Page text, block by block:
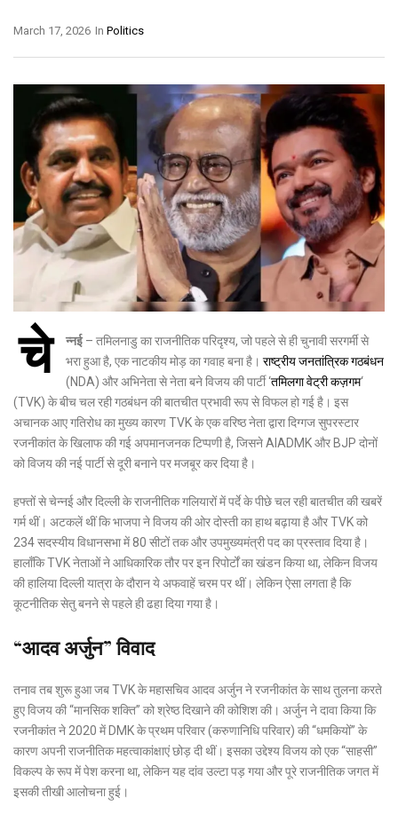
In Politics
March 17, 2026
चे न्नई– तमिलनाडु का राजनीतिक परिदृश्य, जो पहले से ही चुनावी सरगर्मी से
भरा हुआ है, एक नाटकीय मोड़ का गवाह बना है। राष्ट्रीय जनतांत्रिक गठबंधन
(NDA) और अभिनेता से नेता बने विजय की पार्टी ‘तमिलगा वेट्री कज़गम‘
(TVK) के बीच चल रही गठबंधन की बातचीत प्रभावी रूप से विफल हो गई है। इस
अचानक आए गतिरोध का मुख्य कारण TVK के एक वरिष्ठ नेता द्वारा दिग्गज सुपरस्टार
रजनीकांत के खिलाफ की गई अपमानजनक टिप्पणी है, जिसने AIADMK और BJP दोनों
को विजय की नई पार्टी से दूरी बनाने पर मजबूर कर दिया है।
हफ्तों से चेन्नई और दिल्ली के राजनीतिक गलियारों में पर्दे के पीछे चल रही बातचीत की खबरें
गर्म थीं। अटकलें थीं कि भाजपा ने विजय की ओर दोस्ती का हाथ बढ़ाया है और TVK को
234 सदस्यीय विधानसभा में 80 सीटों तक और उपमुख्यमंत्री पद का प्रस्ताव दिया है।
हालाँकि TVK नेताओं ने आधिकारिक तौर पर इन रिपोर्टों का खंडन किया था, लेकिन विजय
की हालिया दिल्ली यात्रा के दौरान ये अफवाहें चरम पर थीं। लेकिन ऐसा लगता है कि
कूटनीतिक सेतु बनने से पहले ही ढहा दिया गया है।
“आदव अर्जुन” विवाद
तनाव तब शुरू हुआ जब TVK के महासचिव आदव अर्जुन ने रजनीकांत के साथ तुलना करते
हुए विजय की “मानसिक शक्ति” को श्रेष्ठ दिखाने की कोशिश की। अर्जुन ने दावा किया कि
रजनीकांत ने 2020 में DMK के प्रथम परिवार (करुणानिधि परिवार) की “धमकियों” के
कारण अपनी राजनीतिक महत्वाकांक्षाएं छोड़ दी थीं। इसका उद्देश्य विजय को एक “साहसी”
विकल्प के रूप में पेश करना था, लेकिन यह दांव उल्टा पड़ गया और पूरे राजनीतिक जगत में
इसकी तीखी आलोचना हुई।